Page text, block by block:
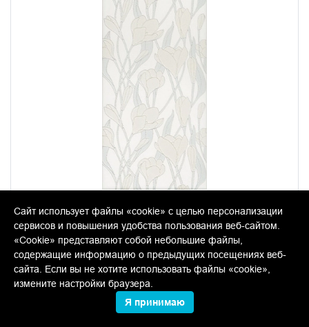
20*50 керамический декор
В упаковке:12 шт Размер:50*20 см
Вес:1.375 кг
Товар снят с производства. По наличию в остатках
уточняйте у менеджеров.
Сайт использует файлы «cookie» с целью персонализации
сервисов и повышения удобства пользования веб-сайтом.
«Cookie» представляют собой небольшие файлы,
содержащие информацию о предыдущих посещениях веб-
сайта. Если вы не хотите использовать файлы «cookie»,
измените настройки браузера.
Я принимаю